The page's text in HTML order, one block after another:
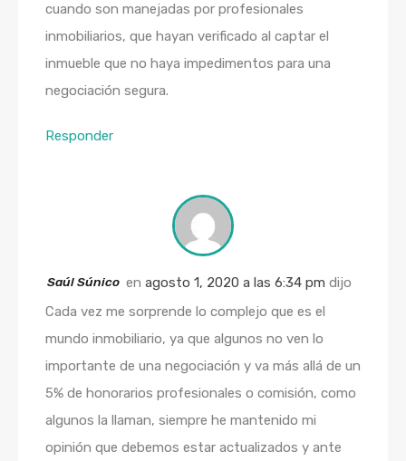
cuando son manejadas por profesionales
inmobiliarios, que hayan verificado al captar el
inmueble que no haya impedimentos para una
negociación segura.
Responder
Saúl Súnico en agosto 1, 2020 a las 6:34 pm dijo
Cada vez me sorprende lo complejo que es el
mundo inmobiliario, ya que algunos no ven lo
importante de una negociación y va más allá de un
5% de honorarios profesionales o comisión, como
algunos la llaman, siempre he mantenido mi
opinión que debemos estar actualizados y ante